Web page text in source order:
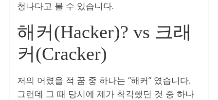
청나다고 볼 수 있습니다.
해커(Hacker)? vs 크래
커(Cracker)
저의 어렸을 적 꿈 중 하나는 “해커” 였습니다.
그런데 그 때 당시에 제가 착각했던 것 중 하나